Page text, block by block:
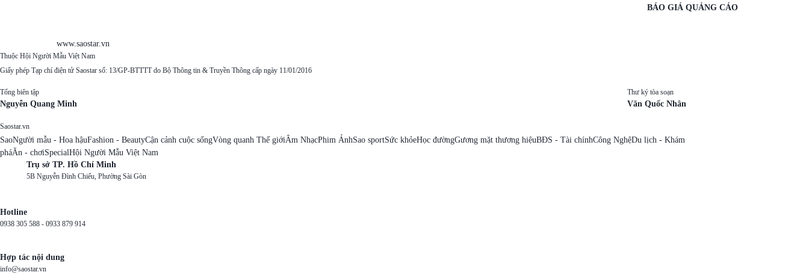
www.saostar.vn
BÁO GIÁ QUẢNG CÁO
Thuộc Hội Người Mẫu Việt Nam
Giấy phép Tạp chí điện tử Saostar số: 13/GP-BTTTT do Bộ Thông tin & Truyền Thông cấp ngày 11/01/2016
Tổng biên tập
Nguyễn Quang Minh
Thư ký tòa soạn
Văn Quốc Nhân
Saostar.vn
SaoNgười mẫu - Hoa hậuFashion - BeautyCận cảnh cuộc sốngVòng quanh Thế giớiÂm NhạcPhim ẢnhSao sportSức khỏeHọc đườngGương mặt thương hiệuBĐS - Tài chínhCông NghệDu lịch - Khám
pháĂn - chơiSpecialHội Người Mẫu Việt Nam
Trụ sở TP. Hồ Chí Minh
5B Nguyễn Đình Chiểu, Phường Sài Gòn
Hotline
0938 305 588 - 0933 879 914
Hợp tác nội dung
info@saostar.vn